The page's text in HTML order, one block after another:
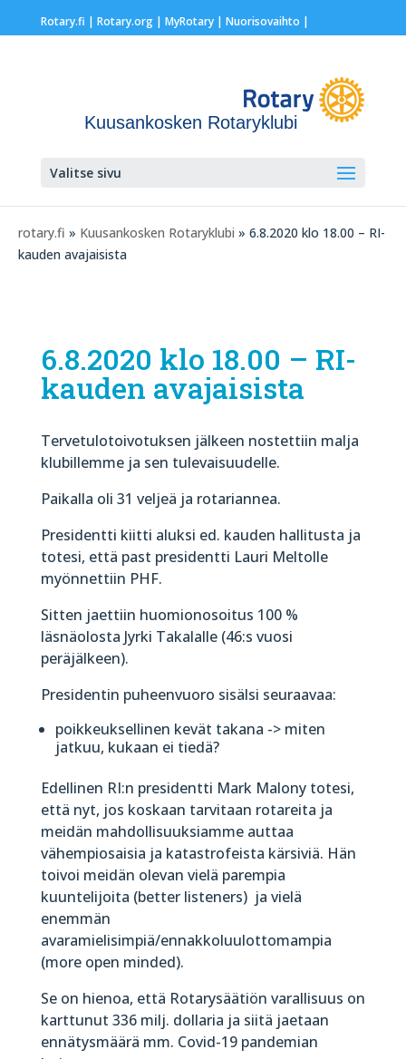
Rotary.fi | Rotary.org| MyRotary | Nuorisovaihto |
Kuusankosken Rotaryklubi
Valitse sivu
rotary.fi » Kuusankosken Rotaryklubi » 6.8.2020 klo 18.00 – RI-
kauden avajaisista
6.8.2020 klo 18.00 – RI-
kauden avajaisista
Tervetulotoivotuksen jälkeen nostettiin malja
klubillemme ja sen tulevaisuudelle.
Paikalla oli 31 veljeä ja rotariannea.
Presidentti kiitti aluksi ed. kauden hallitusta ja
totesi, että past presidentti Lauri Meltolle
myönnettiin PHF.
Sitten jaettiin huomionosoitus 100 %
läsnäolosta Jyrki Takalalle (46:s vuosi
peräjälkeen).
Presidentin puheenvuoro sisälsi seuraavaa:
poikkeuksellinen kevät takana -> miten
jatkuu, kukaan ei tiedä?
Edellinen RI:n presidentti Mark Malony totesi,
että nyt, jos koskaan tarvitaan rotareita ja
meidän mahdollisuuksiamme auttaa
vähempiosaisia ja katastrofeista kärsiviä. Hän
toivoi meidän olevan vielä parempia
kuuntelijoita (better listeners) ja vielä
enemmän
avaramielisimpiä/ennakkoluulottomampia
(more open minded).
Se on hienoa, että Rotarysäätiön varallisuus on
karttunut 336 milj. dollaria ja siitä jaetaan
ennätysmäärä mm. Covid-19 pandemian